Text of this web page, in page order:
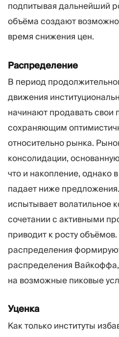
подпитывая дальнейший
объёма создают
время снижения цен.
Распределение
В период
движения
начинают продавать свои
сохраняющим
относительно рынка.
консолидации,
что и накопление, однако
падает ниже
испытывает волатильное
сочетании с активными
приводит к росту
распределения
распределения
на возможные пиковые
Уценка
Как только институты